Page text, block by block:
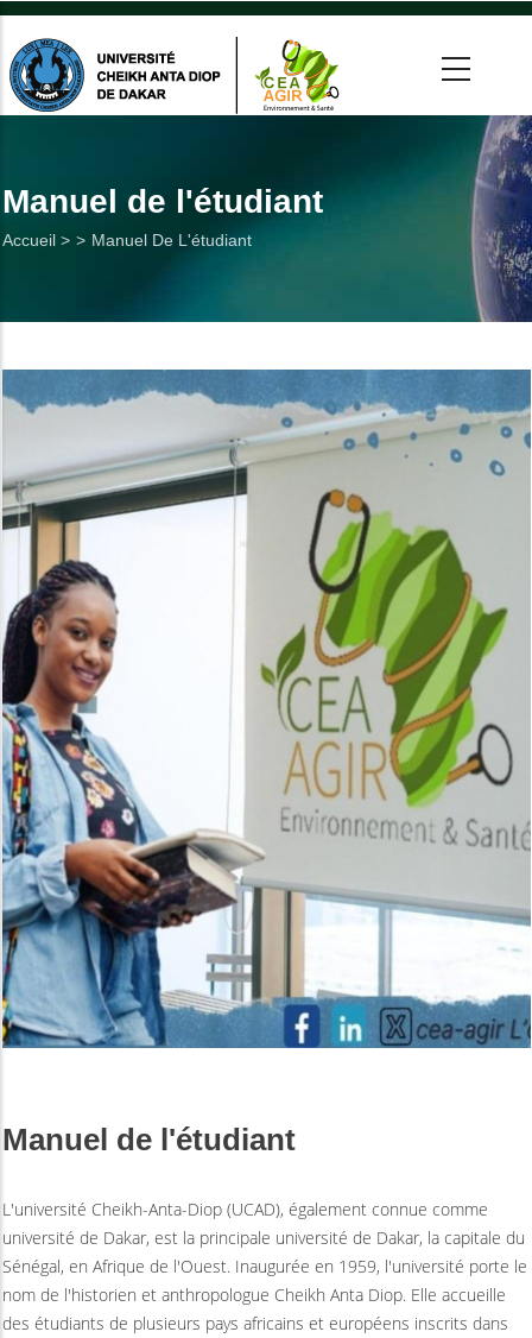
Aller
contenu
principal
Manuel de l'étudiant
Fil
Accueil > Manuel De L'étudiant
Manuel de l'étudiant
L'université Cheikh-Anta-Diop (UCAD), également connue comme
université de Dakar, est la principale université de Dakar, la capitale du
Sénégal, en Afrique de l'Ouest. Inaugurée en 1959, l'université porte le
nom de l'historien et anthropologue Cheikh Anta Diop. Elle accueille
des étudiants de plusieurs pays africains et européens inscrits dans